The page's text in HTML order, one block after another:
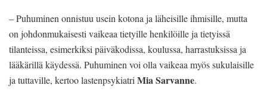
– Puhuminen onnistuu usein kotona ja läheisille ihmisille, mutta
on johdonmukaisesti vaikeaa tietyille henkilöille ja tietyissä
tilanteissa, esimerkiksi päiväkodissa, koulussa, harrastuksissa ja
lääkärillä käydessä. Puhuminen voi olla vaikeaa myös sukulaisille
ja tuttaville, kertoo lastenpsykiatri Mia Sarvanne.